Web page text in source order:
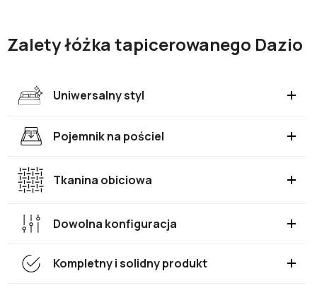
Zalety łóżka tapicerowanego Dazio
Uniwersalny styl
Pojemnik na pościel
Tkanina obiciowa
Dowolna konfiguracja
Kompletny i solidny produkt